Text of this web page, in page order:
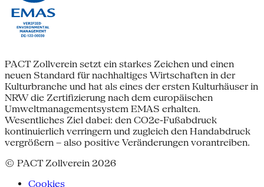
PACT Zollverein setzt ein starkes Zeichen und einen
neuen Standard für nachhaltiges Wirtschaften in der
Kulturbranche und hat als eines der ersten Kulturhäuser in
NRW die Zertifizierung nach dem europäischen
Umweltmanagementsystem EMAS erhalten.
Wesentliches Ziel dabei: den CO2e-Fußabdruck
kontinuierlich verringern und zugleich den Handabdruck
vergrößern – also positive Veränderungen vorantreiben.
© PACT Zollverein 2026
Cookies